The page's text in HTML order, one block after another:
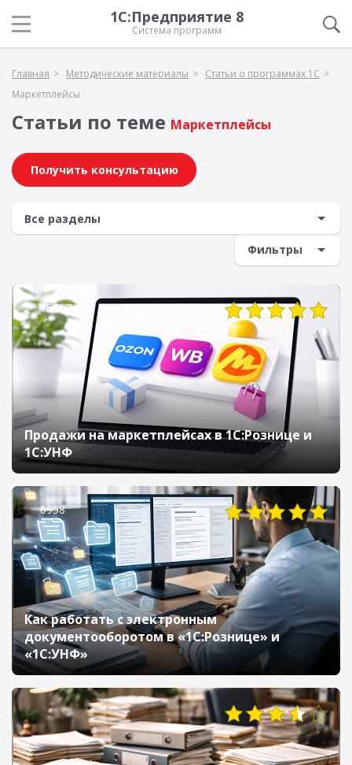
1С:Предприятие 8
Система программ
Главная Методические материалы
Статьи о программах 1С
Маркетплейсы
Статьи по теме Маркетплейсы
Получить консультацию
Фильтры
15817
Продажи на маркетплейсах в 1С:Рознице и
1С:УНФ
6958
Как работать с электронным
документооборотом в «1С:Рознице» и
«1С:УНФ»